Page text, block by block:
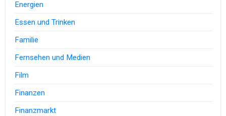
Energien
Essen und Trinken
Familie
Fernsehen und Medien
Film
Finanzen
Finanzmarkt